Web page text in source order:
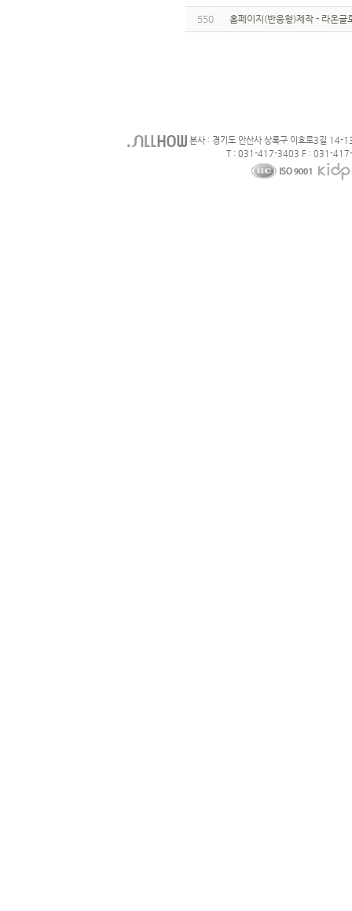
550 홈페이지(반응형)제작 - 라온글
본사 : 경기도 안산사 상록구 이호로3길 14-
T : 031-417-3403 F : 031-